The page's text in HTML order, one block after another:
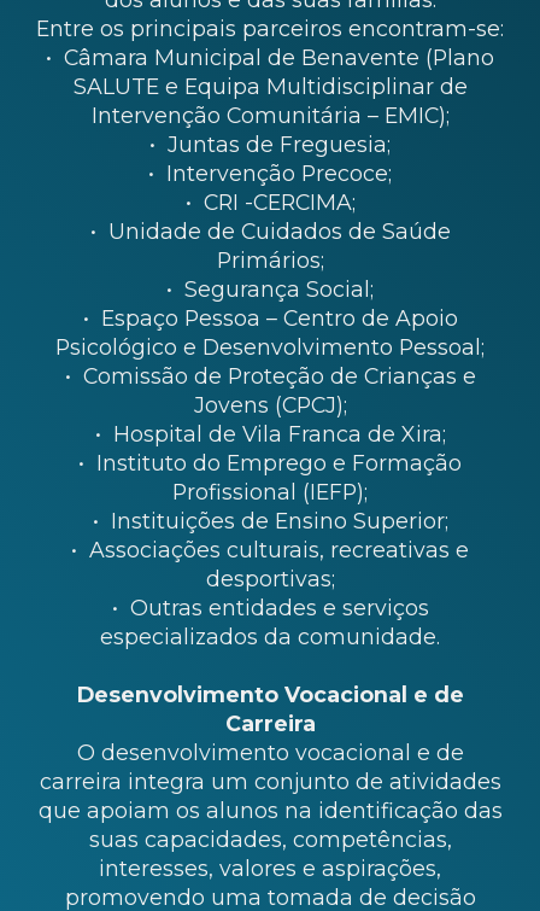
Entre os principais parceiros encontram-se:
• Câmara Municipal de Benavente (Plano
SALUTE e Equipa Multidisciplinar de
Intervenção Comunitária – EMIC);
• Juntas de Freguesia;
• Intervenção Precoce;
• CRI -CERCIMA;
• Unidade de Cuidados de Saúde
Primários;
• Segurança Social;
• Espaço Pessoa – Centro de Apoio
Psicológico e Desenvolvimento Pessoal;
• Comissão de Proteção de Crianças e
Jovens (CPCJ);
• Hospital de Vila Franca de Xira;
• Instituto do Emprego e Formação
Profissional (IEFP);
• Instituições de Ensino Superior;
• Associações culturais, recreativas e
desportivas;
• Outras entidades e serviços
especializados da comunidade.
Desenvolvimento Vocacional e de
Carreira
O desenvolvimento vocacional e de
carreira integra um conjunto de atividades
que apoiam os alunos na identificação das
suas capacidades, competências,
interesses, valores e aspirações,
promovendo uma tomada de decisão